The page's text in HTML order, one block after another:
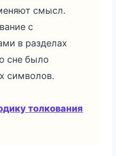
смысл.
с
в разделах
сне было
символов.
толкования